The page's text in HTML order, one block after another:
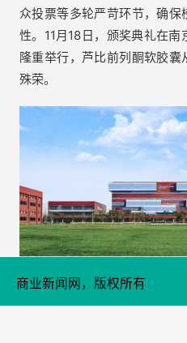
众投票等多轮严苛环节，确
性。11月18日，颁奖典礼在
隆重举行，芦比前列酮软胶
殊荣。
商业新闻网，版权所有